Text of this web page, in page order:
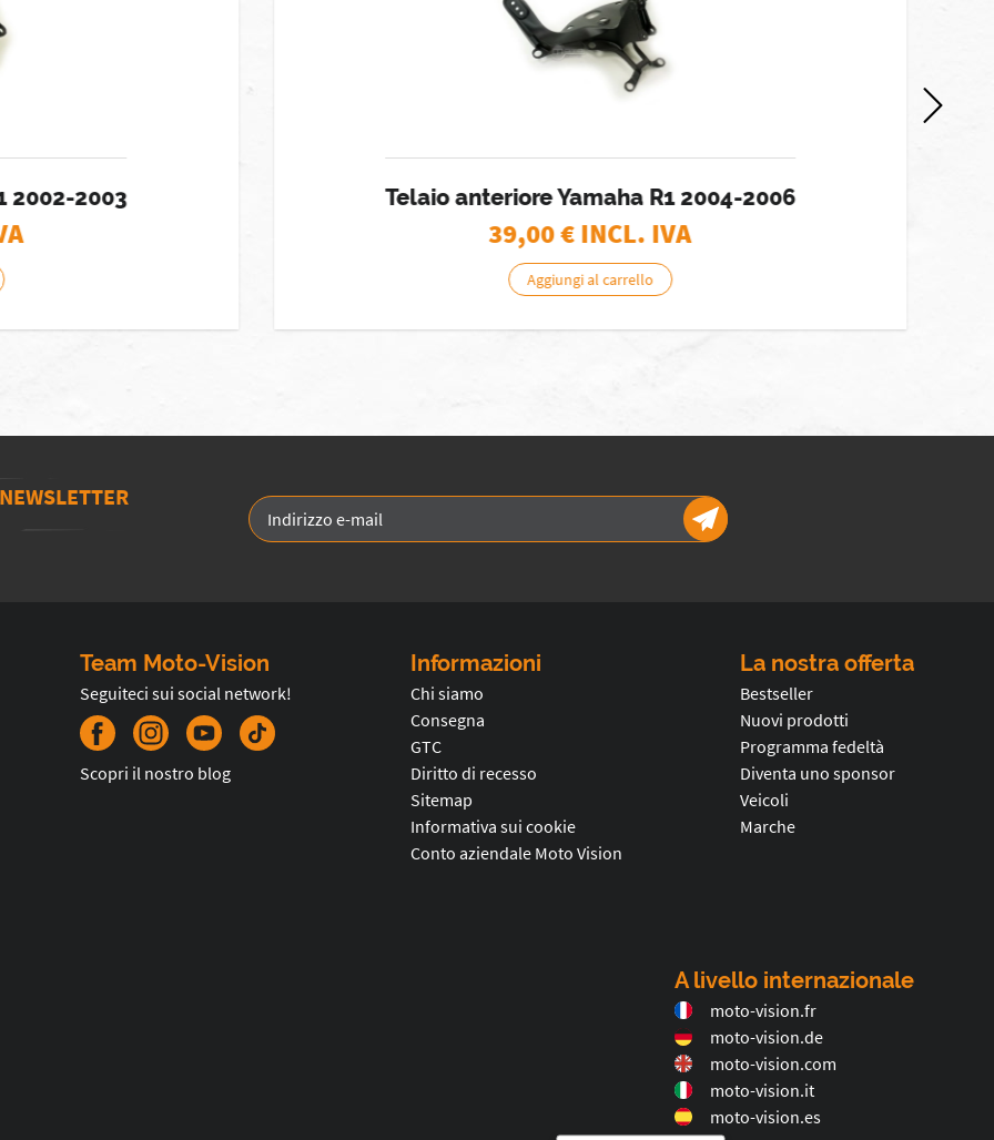
2002-2003 Telaio anteriore Yamaha R1 2004-2006
39,00€ INCL. IVA
Aggiungi al carrello
Team Moto-Vision
Seguiteci sui social network!
Scopri il nostro blog
Informazioni
Chi siamo
Consegna
GTC
Diritto di recesso
Sitemap
Informativa sui cookie
Conto aziendale Moto Vision
La nostra offerta
Bestseller
Nuovi prodotti
Programma fedeltà
Diventa uno sponsor
Veicoli
Marche
A livello internazionale
moto-vision.fr
moto-vision.de
moto-vision.com
moto-vision.it
moto-vision.es